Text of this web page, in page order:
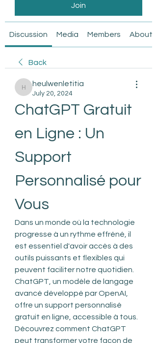
Join
Discussion Media Members About
Back
heulwenletitia
heulwenletitia
July 20, 2024
ChatGPT Gratuit
en Ligne : Un
Support
Personnalisé pour
Vous
Dans un monde où la technologie
progresse à un rythme effréné, il
est essentiel d'avoir accès à des
outils puissants et flexibles qui
peuvent faciliter notre quotidien.
ChatGPT, un modèle de langage
avancé développé par OpenAI,
offre un support personnalisé
gratuit en ligne, accessible à tous.
Découvrez comment ChatGPT
peut transformer votre façon de